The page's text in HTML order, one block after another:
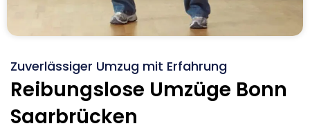
Zuverlässiger Umzug mit Erfahrung
Reibungslose Umzüge Bonn
Saarbrücken